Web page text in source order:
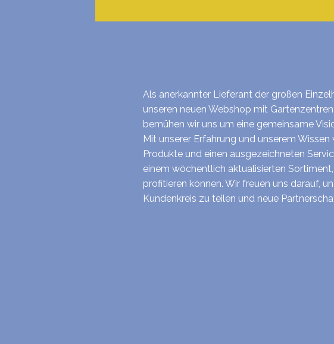
Als anerkannter Lieferant der großen
unseren neuen Webshop mit
bemühen wir uns um eine gemeinsame
Mit unserer Erfahrung und unserem
Produkte und einen ausgezeichneten
einem wöchentlich aktualisierten
profitieren können. Wir freuen uns darauf,
Kundenkreis zu teilen und neue